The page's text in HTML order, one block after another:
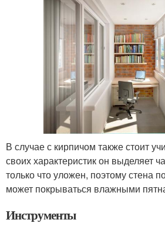
В случае с кирпичом также стоит
своих характеристик он выделяет
только что уложен, поэтому стена
может покрываться влажными
Инструменты